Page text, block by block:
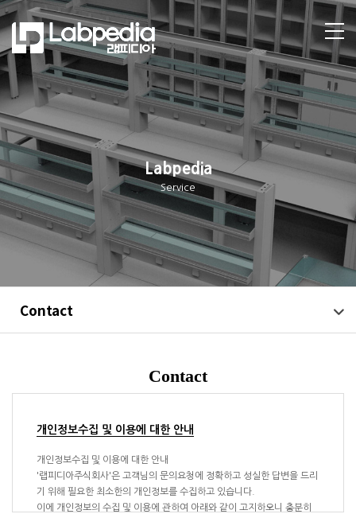
Labpedia
Service
Contact
Contact
개인정보수집 및 이용에 대한 안내
개인정보수집 및 이용에 대한 안내
'랩피디아주식회사'은 고객님의 문의요청에 정확하고 성실한 답변을 드리
기 위해 필요한 최소한의 개인정보를 수집하고 있습니다.
이에 개인정보의 수집 및 이용에 관하여 아래와 같이 고지하오니 충분히